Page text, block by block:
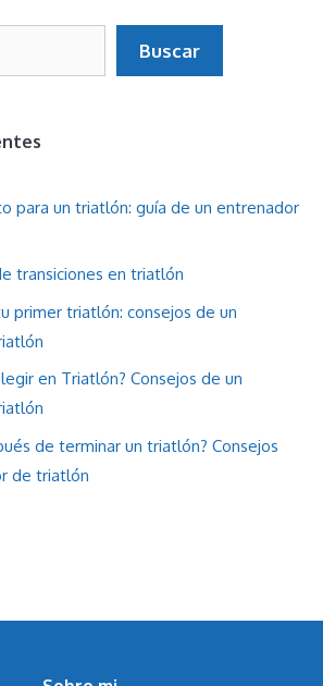
Buscar
para un triatlón: guía de un entrenador
transiciones en triatlón
primer triatlón: consejos de un
en Triatlón? Consejos de un
de terminar un triatlón? Consejos
de triatlón